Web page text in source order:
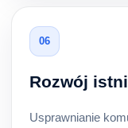
06
Rozwój
Usprawnianie